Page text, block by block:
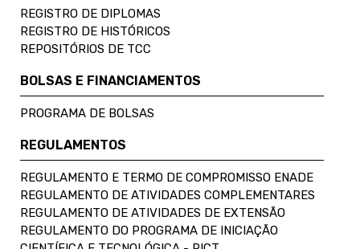
REGISTRO DE DIPLOMAS
REGISTRO DE HISTÓRICOS
REPOSITÓRIOS DE TCC
BOLSAS E FINANCIAMENTOS
PROGRAMA DE BOLSAS
REGULAMENTOS
REGULAMENTO E TERMO DE COMPROMISSO ENADE
REGULAMENTO DE ATIVIDADES COMPLEMENTARES
REGULAMENTO DE ATIVIDADES DE EXTENSÃO
REGULAMENTO DO PROGRAMA DE INICIAÇÃO